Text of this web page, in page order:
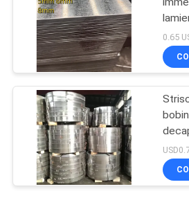
0.65
caldo